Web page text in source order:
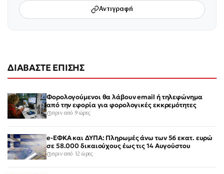
Αντιγραφή
ΔΙΑΒΑΣΤΕ ΕΠΙΣΗΣ
Φορολογούμενοι θα λάβουν email ή τηλεφώνημα
από την εφορία για φορολογικές εκκρεμότητες
πριν από 9 ώρες
e-ΕΦΚΑ και ΔΥΠΑ: Πληρωμές άνω των 56 εκατ. ευρώ
σε 58.000 δικαιούχους έως τις 14 Αυγούστου
πριν από 12 ώρες